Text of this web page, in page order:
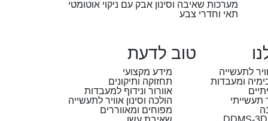
מערכות שאיבה וסינון אבק עם ניקוי אוטומטי
תאי וחדרי צבע
לתעשייה
ומעבדות
תעשייתי
טוב לדעת
מידע מקצועי
תחזוקה ותיקונים
אוורור ונידוף למעבדות
הולכה וסינון אוויר לתעשייה
מפוחים ומאווררים